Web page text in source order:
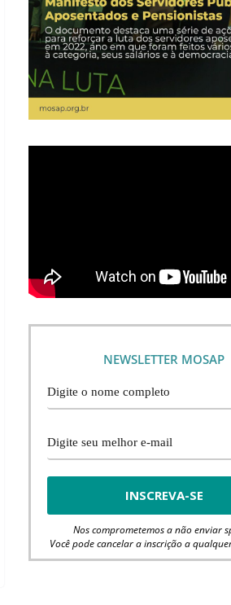
NEWSLETTER MOSAP
Nos comprometemos a não enviar
Você pode cancelar a inscrição a